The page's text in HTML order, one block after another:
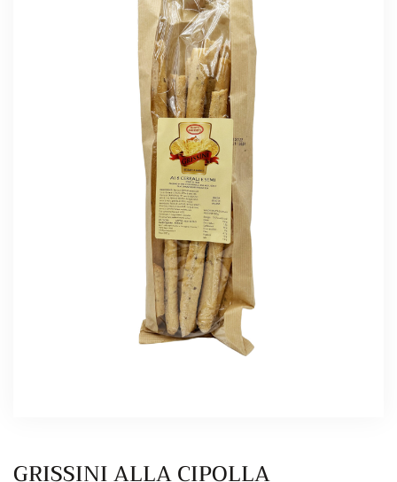
GRISSINI ALLA CIPOLLA